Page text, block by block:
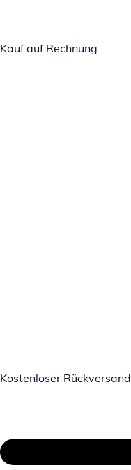
Kauf auf Rechnung
Kostenloser Rückversand